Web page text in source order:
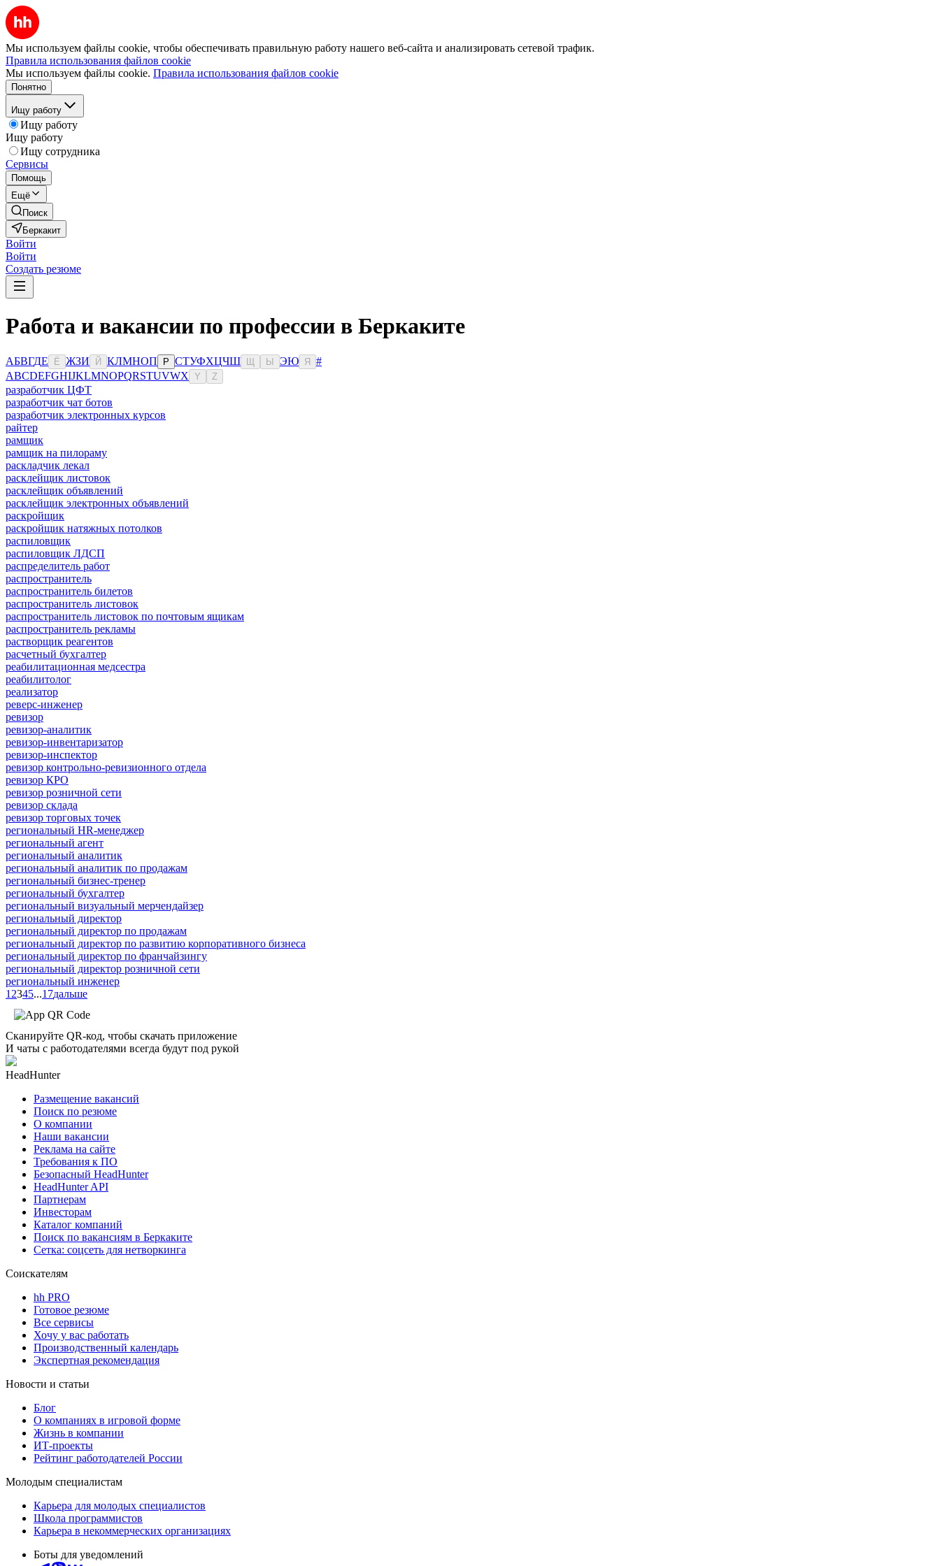
Мы используем файлы cookie, чтобы обеспечивать правильную работу нашего веб-сайта и анализировать сетевой трафик.
Правила использования файлов cookie
Мы используем файлы cookie. Правила использования файлов cookie
Понятно
Ищу работу
Ищу работу
Ищу работу
Ищу сотрудника
Сервисы
Помощь
Ещё
Поиск
Беркакит
Войти
Войти
Создать резюме
Работа и вакансии по профессии в Беркаките
АБВГДЕ Ё ЖЗИ Й КЛМНОП Р СТУФХЦЧШ Ы ЭЮ Я
#
ABCDEFGHIJKLMNOPQRSTUVWX Y Z
разработчик ЦФТ
разработчик чат ботов
разработчик электронных курсов
райтер
рамщик
рамщик на пилораму
раскладчик лекал
расклейщик листовок
расклейщик объявлений
расклейщик электронных объявлений
раскройщик
раскройщик натяжных потолков
распиловщик
распиловщик ЛДСП
распределитель работ
распространитель
распространитель билетов
распространитель листовок
распространитель листовок по почтовым ящикам
распространитель рекламы
растворщик реагентов
расчетный бухгалтер
реабилитационная медсестра
реабилитолог
реализатор
реверс-инженер
ревизор
ревизор-аналитик
ревизор-инвентаризатор
ревизор-инспектор
ревизор контрольно-ревизионного отдела
ревизор КРО
ревизор розничной сети
ревизор склада
ревизор торговых точек
региональный HR-менеджер
региональный агент
региональный аналитик
региональный аналитик по продажам
региональный бизнес-тренер
региональный бухгалтер
региональный визуальный мерчендайзер
региональный директор
региональный директор по продажам
региональный директор по развитию корпоративного бизнеса
региональный директор по франчайзингу
региональный директор розничной сети
региональный инженер
1 2345...17дальше
Сканируйте QR-код, чтобы скачать приложение
И чаты с работодателями всегда будут под рукой
HeadHunter
Размещение вакансий
Поиск по резюме
О компании
Наши вакансии
Реклама на сайте
Требования к ПО
Безопасный HeadHunter
HeadHunter API
Партнерам
Инвесторам
Каталог компаний
Поиск по вакансиям в Беркаките
Сетка: соцсеть для нетворкинга
Соискателям
hh PRO
Готовое резюме
Все сервисы
Хочу у вас работать
Производственный календарь
Экспертная рекомендация
Новости и статьи
Блог
О компаниях в игровой форме
Жизнь в компании
ИТ-проекты
Рейтинг работодателей России
Молодым специалистам
Карьера для молодых специалистов
Школа программистов
Карьера в некоммерческих организациях
Боты для уведомлений